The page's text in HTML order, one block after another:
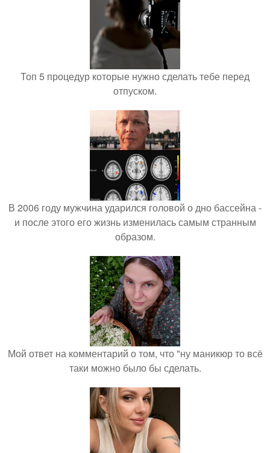
Топ 5 процедур которые нужно сделать тебе перед
отпуском.
В 2006 году мужчина ударился головой о дно бассейна -
и после этого его жизнь изменилась самым странным
образом.
Мой ответ на комментарий о том, что "ну маникюр то всё
таки можно было бы сделать.